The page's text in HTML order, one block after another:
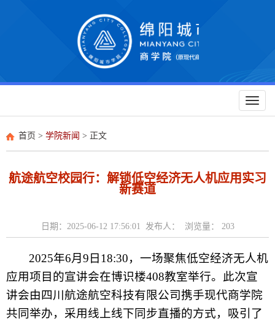
Toggle
首页 > 学院新闻 > 正文
航途航空校园行：解锁低空经济无人机应用实习
新赛道
日期：2025-06-12 17:56:01 发布人： 浏览量： 203
2025年6月9日18:30，一场聚焦低空经济无人机
应用项目的宣讲会在博识楼408教室举行。此次宣
讲会由四川航途航空科技有限公司携手现代商学院
共同举办，采用线上线下同步直播的方式，吸引了